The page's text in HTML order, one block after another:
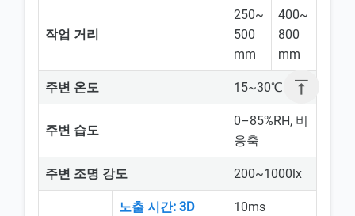

작업 거리
250~
500
mm
400~
800
mm
주변 온도 15~30℃
주변 습도
0–85%RH, 비
응축
주변 조명 강도 200~1000lx
노출 시간: 3D 10ms